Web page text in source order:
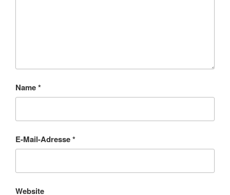
Name*
E-Mail-Adresse*
Website